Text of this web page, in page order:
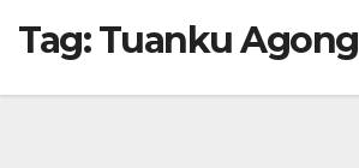
Tag:Tuanku Agong